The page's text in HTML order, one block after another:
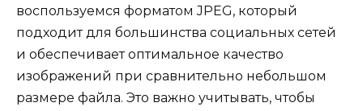
воспользуемся форматом JPEG, который
подходит для большинства социальных сетей
и обеспечивает оптимальное качество
изображений при сравнительно небольшом
размере файла. Это важно учитывать, чтобы